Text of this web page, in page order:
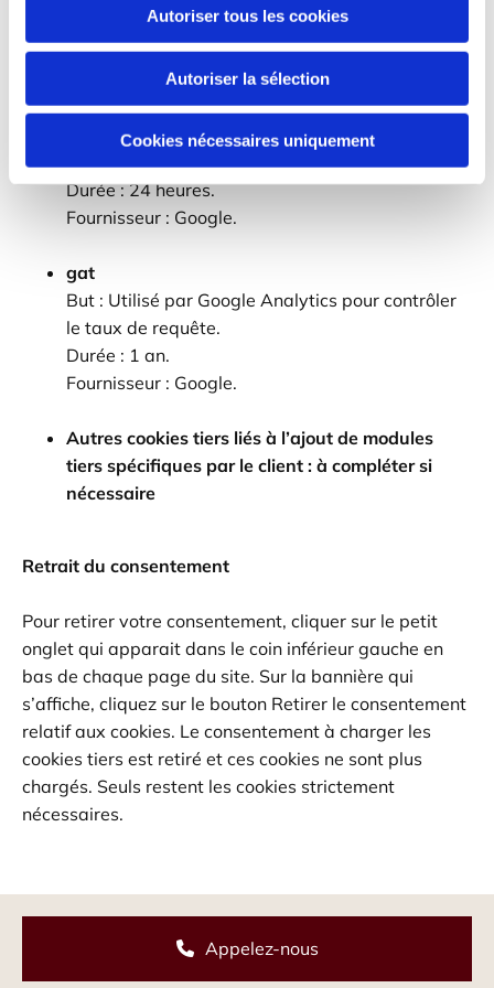
Autoriser tous les cookies
Autoriser la sélection
Cookies nécessaires uniquement
Fournisseur : Google.
But : Enregistrer un identifiant unique utilisé pour
générer des données statistiques sur la façon
dont le visiteur utilise le site internet.
Durée : 24 heures.
Fournisseur : Google.
gat
But : Utilisé par Google Analytics pour contrôler
le taux de requête.
Durée : 1 an.
Fournisseur : Google.
Autres cookies tiers liés à l’ajout de modules
tiers spécifiques par le client : à compléter si
nécessaire
Retrait du consentement
Pour retirer votre consentement, cliquer sur le petit
onglet qui apparait dans le coin inférieur gauche en
bas de chaque page du site. Sur la bannière qui
s’affiche, cliquez sur le bouton Retirer le consentement
relatif aux cookies. Le consentement à charger les
cookies tiers est retiré et ces cookies ne sont plus
chargés. Seuls restent les cookies strictement
nécessaires.
Appelez-nous